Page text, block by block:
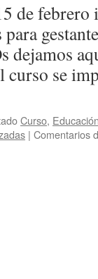
de
dejamos
curso se
Curso,
| Comentarios